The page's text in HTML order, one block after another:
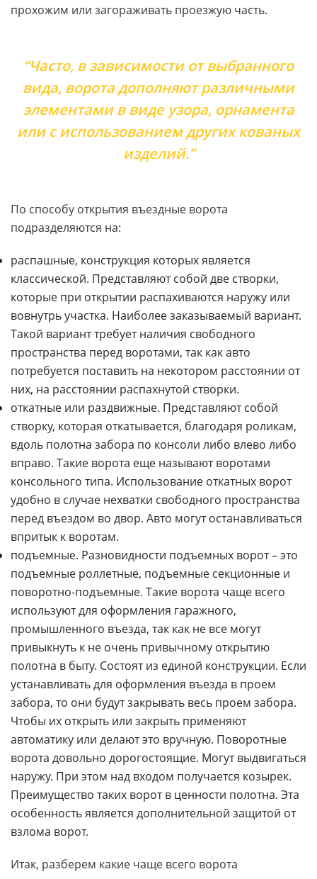
прохожим или загораживать проезжую часть.
“Часто, в зависимости от выбранного
вида, ворота дополняют различными
элементами в виде узора, орнамента
или с использованием других кованых
изделий.”
По способу открытия въездные ворота
подразделяются на:
распашные, конструкция которых является
классической. Представляют собой две створки,
которые при открытии распахиваются наружу или
вовнутрь участка. Наиболее заказываемый вариант.
Такой вариант требует наличия свободного
пространства перед воротами, так как авто
потребуется поставить на некотором расстоянии от
них, на расстоянии распахнутой створки.
откатные или раздвижные. Представляют собой
створку, которая откатывается, благодаря роликам,
вдоль полотна забора по консоли либо влево либо
вправо. Такие ворота еще называют воротами
консольного типа. Использование откатных ворот
удобно в случае нехватки свободного пространства
перед въездом во двор. Авто могут останавливаться
впритык к воротам.
подъемные. Разновидности подъемных ворот – это
подъемные роллетные, подъемные секционные и
поворотно-подъемные. Такие ворота чаще всего
используют для оформления гаражного,
промышленного въезда, так как не все могут
привыкнуть к не очень привычному открытию
полотна в быту. Состоят из единой конструкции. Если
устанавливать для оформления въезда в проем
забора, то они будут закрывать весь проем забора.
Чтобы их открыть или закрыть применяют
автоматику или делают это вручную. Поворотные
ворота довольно дорогостоящие. Могут выдвигаться
наружу. При этом над входом получается козырек.
Преимущество таких ворот в ценности полотна. Эта
особенность является дополнительной защитой от
взлома ворот.
Итак, разберем какие чаще всего ворота